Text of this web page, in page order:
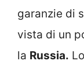
garanzie di
vista di un
la Russia.